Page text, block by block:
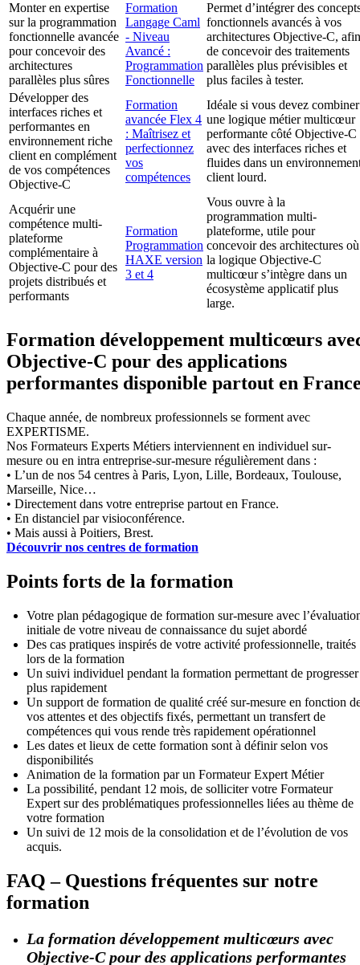
Monter en expertise
sur la programmation
fonctionnelle avancée
pour concevoir des
architectures
parallèles plus sûres
Formation
Langage Caml
- Niveau
Avancé :
Programmation
Fonctionnelle
Permet d’intégrer des
fonctionnels avancés à vos
architectures Objective-C, afin
de concevoir des traitements
parallèles plus prévisibles et
plus faciles à tester.
Développer des
interfaces riches et
performantes en
environnement riche
client en complément
de vos compétences
Objective-C
Formation
avancée Flex 4
: Maîtrisez et
perfectionnez
vos
compétences
Idéale si vous devez combiner
une logique métier multicœur
performante côté Objective-C
avec des interfaces riches et
fluides dans un
client lourd.
Acquérir une
compétence multi-
plateforme
complémentaire à
Objective-C pour des
projets distribués et
performants
Formation
Programmation
HAXE version
3 et 4
Vous ouvre à la
programmation multi-
plateforme, utile pour
concevoir des architectures où
la logique Objective-C
multicœur s’intègre dans un
écosystème applicatif plus
large.
Formation développement multicœurs
Objective-C pour des applications
performantes disponible partout en
Chaque année, de nombreux professionnels se forment avec
EXPERTISME.
Nos Formateurs Experts Métiers interviennent en individuel sur-
mesure ou en intra entreprise-sur-mesure régulièrement dans :
• L’un de nos 54 centres à Paris, Lyon, Lille, Bordeaux, Toulouse,
Marseille, Nice…
• Directement dans votre entreprise partout en France.
• En distanciel par visioconférence.
• Mais aussi à Poitiers, Brest.
Découvrir nos centres de formation
Points forts de la formation
Votre plan pédagogique de formation sur-mesure avec
initiale de votre niveau de connaissance du sujet abordé
Des cas pratiques inspirés de votre activité professionnelle, traités
lors de la formation
Un suivi individuel pendant la formation permettant de progresser
plus rapidement
Un support de formation de qualité créé sur-mesure en fonction
vos attentes et des objectifs fixés, permettant un transfert de
compétences qui vous rende très rapidement opérationnel
Les dates et lieux de cette formation sont à définir selon vos
disponibilités
Animation de la formation par un Formateur Expert Métier
La possibilité, pendant 12 mois, de solliciter votre Formateur
Expert sur des problématiques professionnelles liées au thème de
votre formation
Un suivi de 12 mois de la consolidation et de l’évolution de vos
acquis.
FAQ – Questions fréquentes sur notre
formation
La formation développement multicœurs avec
Objective-C pour des applications performantes